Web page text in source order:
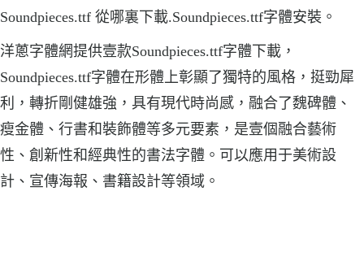
Soundpieces.ttf 從哪裏下載.Soundpieces.ttf字體安裝。
洋蔥字體網提供壹款Soundpieces.ttf字體下載，
Soundpieces.ttf字體在形體上彰顯了獨特的風格，挺勁犀
利，轉折剛健雄強，具有現代時尚感，融合了魏碑體、
瘦金體、行書和裝飾體等多元要素，是壹個融合藝術
性、創新性和經典性的書法字體。可以應用于美術設
計、宣傳海報、書籍設計等領域。